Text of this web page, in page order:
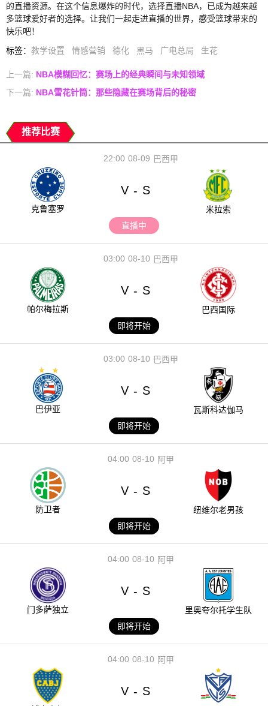
的直播资源。在这个信息爆炸的时代，选择直播NBA，已成为越来越
多篮球爱好者的选择。让我们一起走进直播的世界，感受篮球带来的
快乐吧！
标签： 教学设置 情感营销 德化 黑马 广电总局 生花
上一篇: NBA模糊回忆：赛场上的经典瞬间与未知领域
下一篇: NBA雪花针筒：那些隐藏在赛场背后的秘密
推荐比赛
08-09
22:00 巴西甲
克鲁塞罗
V - S
米拉索
直播中
08-10
03:00 巴西甲
帕尔梅拉斯
V - S
巴西国际
即将开始
08-10
03:00 巴西甲
巴伊亚
V - S
瓦斯科达伽马
即将开始
08-10
04:00 阿甲
防卫者
V - S
纽维尔老男孩
即将开始
08-10
04:00 阿甲
门多萨独立
V - S
里奥夸尔托学生队
即将开始
08-10
04:00 阿甲
V - S